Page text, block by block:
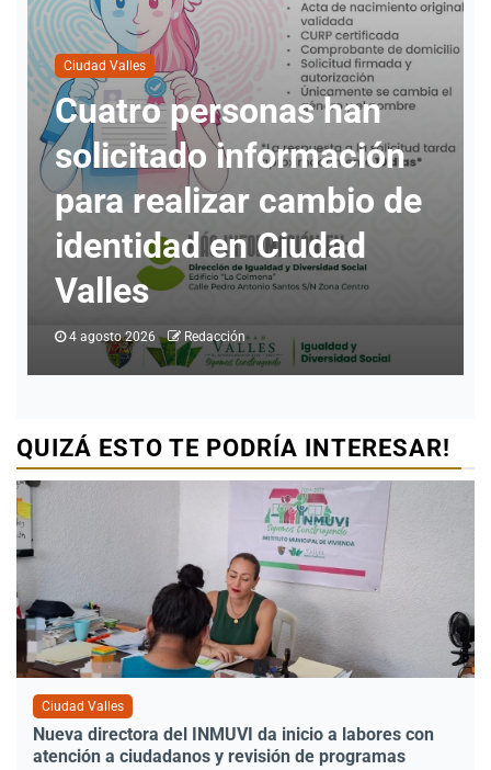
Ciudad Valles
Defensoría Social apoya a
vallense y logra
reposición de bicimoto
defectuosa
3 agosto 2026 Redacción
QUIZÁ ESTO TE PODRÍA INTERESAR!
Ciudad Valles
Nueva directora del INMUVI da inicio a labores con
atención a ciudadanos y revisión de programas